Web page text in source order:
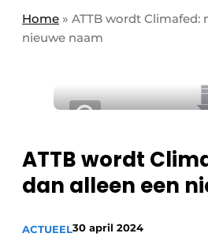
Contact
Evenement aanmelden
Meest gelezen
Podcasts
Privacy / Cookie statement
Vacatures
Panelgesprek
HVAC
Home » ATTB wordt Climafed:
nieuwe naam
ATTB wordt
dan alleen een
ACTUEEL30 april 2024